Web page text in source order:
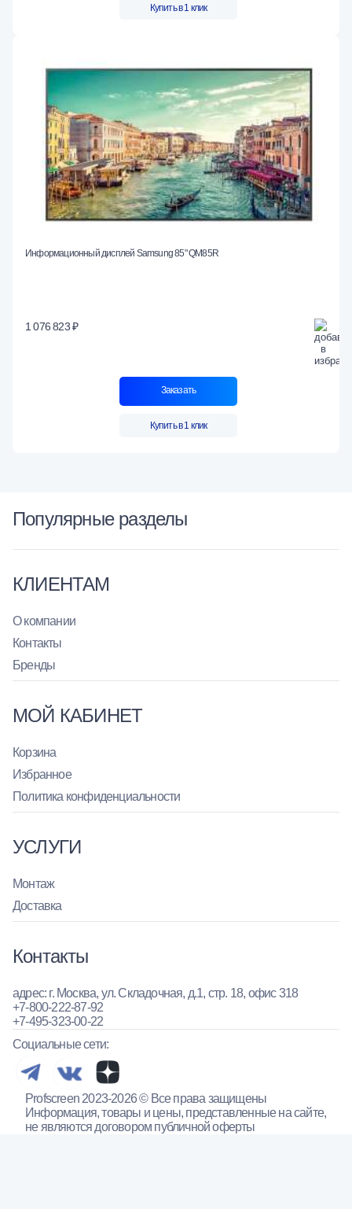
Купить в 1 клик
Информационный дисплей Samsung 85" QM85R
1 076 823 ₽
Заказать
Купить в 1 клик
Популярные разделы
КЛИЕНТАМ
О компании
Контакты
Бренды
МОЙ КАБИНЕТ
Корзина
Избранное
Политика конфиденциальности
УСЛУГИ
Монтаж
Доставка
Контакты
адрес: г. Москва, ул. Складочная, д.1, стр. 18, офис 318
+7-800-222-87-92
+7-495-323-00-22
Социальные сети:
Profscreen 2023-2026 © Все права защищены
Информация, товары и цены, представленные на сайте,
не являются договором публичной оферты